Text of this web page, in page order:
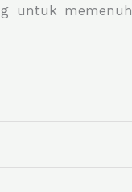
untuk